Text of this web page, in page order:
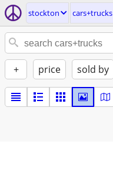
stockton cars+trucks
+ price sold by